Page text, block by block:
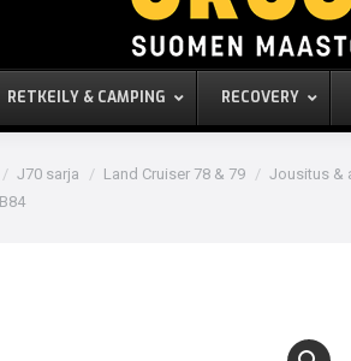
RETKEILY & CAMPING RECOVERY
J70 sarja Land Cruiser 78 & 79
Jousitus &